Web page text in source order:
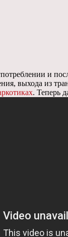
и
выхода из
. Теперь